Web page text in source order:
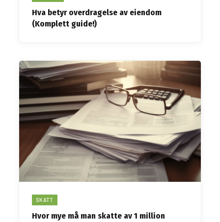
Hva betyr overdragelse av eiendom
(Komplett guide!)
SKATT
Hvor mye må man skatte av 1 million